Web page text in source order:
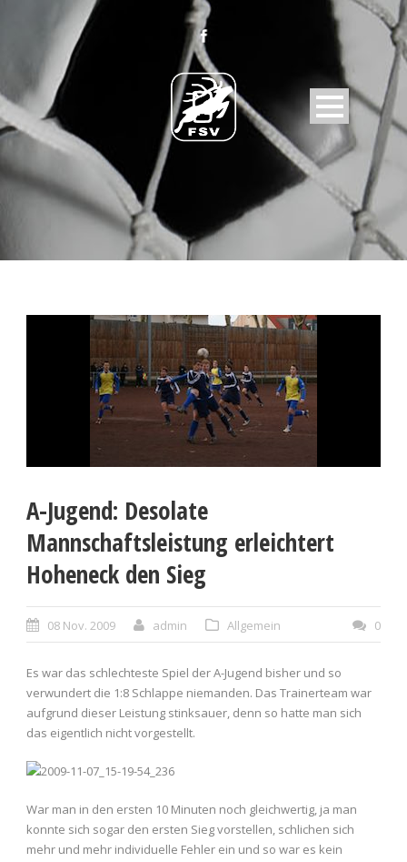
A-Jugend: Desolate
Mannschaftsleistung erleichtert
Hoheneck den Sieg
08 Nov. 2009 admin Allgemein 0
Es war das schlechteste Spiel der A-Jugend bisher und so
verwundert die 1:8 Schlappe niemanden. Das Trainerteam war
aufgrund dieser Leistung stinksauer, denn so hatte man sich
das eigentlich nicht vorgestellt.
War man in den ersten 10 Minuten noch gleichwertig, ja man
konnte sich sogar den ersten Sieg vorstellen, schlichen sich
mehr und mehr individuelle Fehler ein und so war es kein